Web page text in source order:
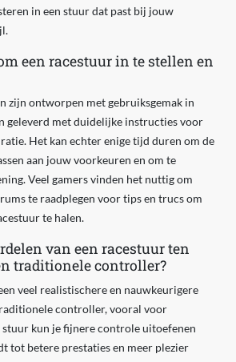
in een stuur dat past bij jouw
een racestuur in te stellen en
zijn ontworpen met gebruiksgemak in
geleverd met duidelijke instructies voor
Het kan echter enige tijd duren om de
aan jouw voorkeuren en om te
Veel gamers vinden het nuttig om
te raadplegen voor tips en trucs om
te halen.
van een racestuur ten
traditionele controller?
veel realistischere en nauwkeurigere
controller, vooral voor
stuur kun je fijnere controle uitoefenen
tot betere prestaties en meer plezier